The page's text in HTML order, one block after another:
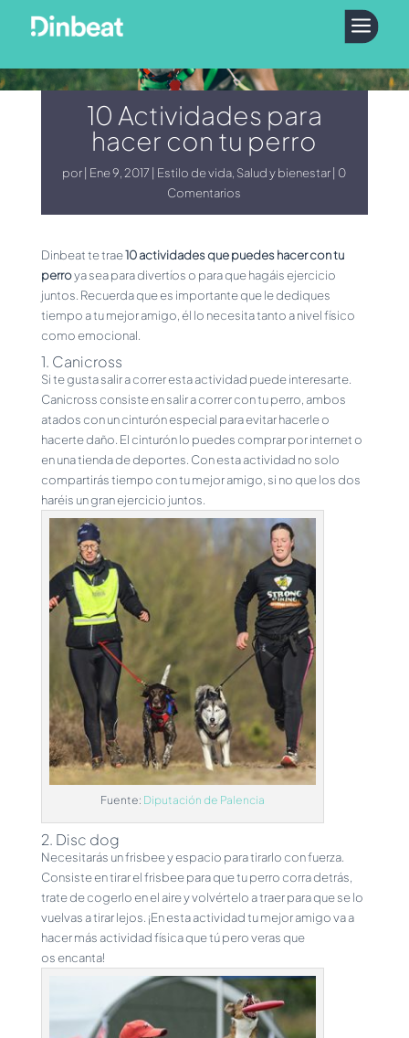
a
10 Actividades para
hacer con tu perro
por Ene 9, 2017 Estilo de vida, Salud y bienestar 0
Comentarios
Dinbeat te trae10 actividades que puedes hacer con tu
perroya sea para divertíos o para que hagáis ejercicio
juntos. Recuerda que es importante que le dediques
tiempo a tu mejor amigo, él lo necesita tanto a nivel físico
como emocional.
1. Canicross
Si te gusta salir a correr esta actividad puede interesarte.
Canicross consiste en salir a correr con tu perro, ambos
atados con un cinturón especial para evitar hacerle o
hacerte daño. El cinturón lo puedes comprar por internet o
en una tienda de deportes. Con esta actividad no solo
compartirás tiempo con tu mejor amigo, si no que los dos
haréis un gran ejercicio juntos.
Fuente: Diputación de Palencia
2. Disc dog
Necesitarás un frisbee y espacio para tirarlo con fuerza.
Consiste en tirar el frisbee para que tu perro corra detrás,
trate de cogerlo en el aire y volvértelo a traer para que se lo
vuelvas a tirar lejos. ¡En esta actividad tu mejor amigo va a
hacer más actividad física que tú pero veras que
os encanta!